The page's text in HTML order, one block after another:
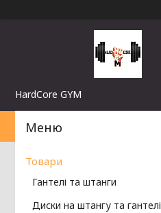
HardCore GYM
Товари
Гантелі та штанги
Диски на штангу та гантелі